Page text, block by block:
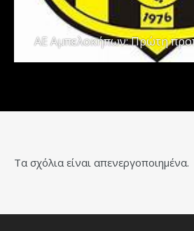
ΑΕ Αμπελοκήπων: Πρώτη
Τα σχόλια είναι απενεργοποιημένα.